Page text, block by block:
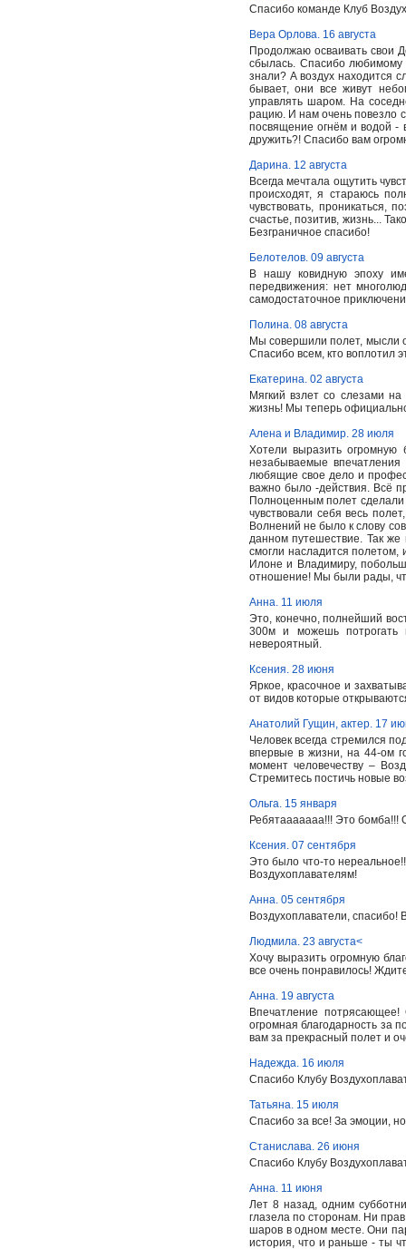
Спасибо команде Клуб
Вера Орлова. 16 августа
Продолжаю осваивать свои
сбылась. Спасибо
знали? А воздух находится
бывает, они все живут
управлять шаром. На
рацию. И нам очень повезло
посвящение огнём и водой -
дружить?! Спасибо вам
Дарина. 12 августа
Всегда мечтала ощутить
происходят, я стараюсь
чувствовать, проникаться,
счастье, позитив, жизнь...
Безграничное спасибо!
Белотелов. 09 августа
В нашу ковидную эпоху
передвижения: нет
самодостаточное
Полина. 08 августа
Мы совершили полет, мысли
Спасибо всем, кто воплотил
Екатерина. 02 августа
Мягкий взлет со слезами
жизнь! Мы теперь
Алена и Владимир. 28 июля
Хотели выразить огромную
незабываемые
любящие свое дело и
важно было -действия. Всё
Полноценным полет
чувствовали себя весь
Волнений не было к слову
данном путешествие. Так
смогли насладится
Илоне и Владимиру,
отношение! Мы были рады,
Анна. 11 июля
Это, конечно, полнейший
300м и можешь потрогать
невероятный.
Ксения. 28 июня
Яркое, красочное и
от видов которые
Анатолий Гущин, актер. 17
Человек всегда стремился
впервые в жизни, на 44-ом
момент человечеству –
Стремитесь постичь новые
Ольга. 15 января
Ребятааааааа!!! Это
Ксения. 07 сентября
Это было что-то
Воздухоплавателям!
Анна. 05 сентября
Воздухоплаватели, спасибо!
Людмила. 23 августа<
Хочу выразить огромную
все очень понравилось!
Анна. 19 августа
Впечатление
огромная благодарность за
вам за прекрасный полет и
Надежда. 16 июля
Спасибо Клубу
Татьяна. 15 июля
Спасибо за все! За эмоции,
Станислава. 26 июня
Спасибо Клубу
Анна. 11 июня
Лет 8 назад, одним
глазела по сторонам. Ни
шаров в одном месте. Они
история, что и раньше - ты